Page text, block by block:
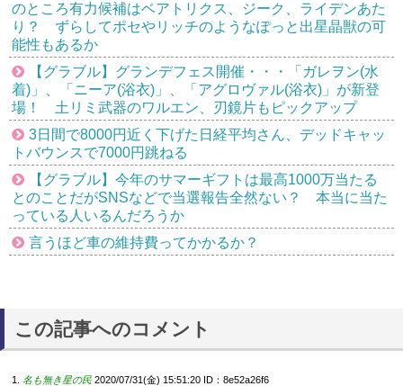
のところ有力候補はベアトリクス、ジーク、ライデンあた
り？ ずらしてポセやリッチのようなぽっと出星晶獣の可
能性もあるか
【グラブル】グランデフェス開催・・・「ガレヲン(水
着)」、「ニーア(浴衣)」、「アグロヴァル(浴衣)」が新登
場！ 土リミ武器のワルエン、刃鏡片もピックアップ
3日間で8000円近く下げた日経平均さん、デッドキャッ
トバウンスで7000円跳ねる
【グラブル】今年のサマーギフトは最高1000万当たる
とのことだがSNSなどで当選報告全然ない？ 本当に当た
っている人いるんだろうか
言うほど車の維持費ってかかるか？
この記事へのコメント
名も無き星の民 2020/07/31(金) 15:51:20 ID：8e52a26f6